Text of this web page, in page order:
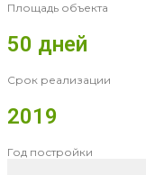
Площадь объекта
50 дней
Срок реализации
2019
Год постройки